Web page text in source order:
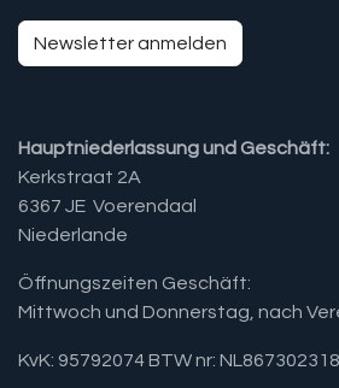
Newsletter anmelden
Hauptniederlassung und Geschäft:
Kerkstraat 2A
6367 JE Voerendaal
Niederlande
Öffnungszeiten Geschäft:
Mittwoch und Donnerstag, nach
KvK: 95792074 BTW nr: